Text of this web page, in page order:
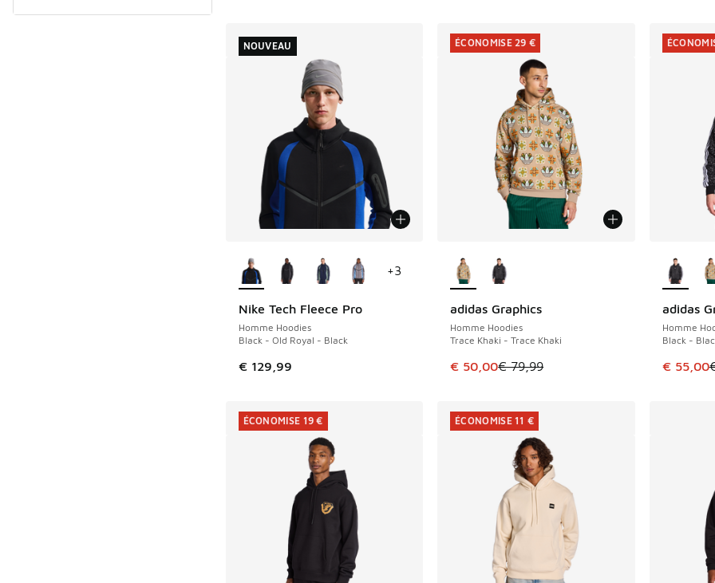
Nike Tech Fleece Pro
Homme Hoodies
Black - Old Royal - Black
€ 129,99
NOUVEAU
+3
NOUVEAU
adidas Graphics
Homme Hoodies
Trace Khaki - Trace Khaki
Cet article est en promotion. Prix en baisse
€ 50,00€ 79,99
ÉCONOMISE 29 €
ÉCONOMISE 29 €
adidas
Homme
Black -
Cet
€ 55,00
ÉCONOMISE 19 € ÉCONOMISE 11 €